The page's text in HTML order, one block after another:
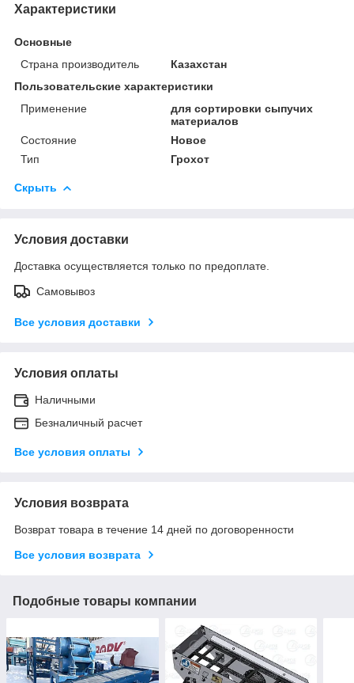
Характеристики
Основные
Страна производитель
Казахстан
Пользовательские характеристики
Применение
для сортировки сыпучих
материалов
Состояние
Новое
Тип
Грохот
Скрыть
Условия доставки
Доставка осуществляется только по предоплате.
Самовывоз
Все условия доставки
Условия оплаты
Наличными
Безналичный расчет
Все условия оплаты
Условия возврата
Возврат товара в течение 14 дней по договоренности
Все условия возврата
Подобные товары компании